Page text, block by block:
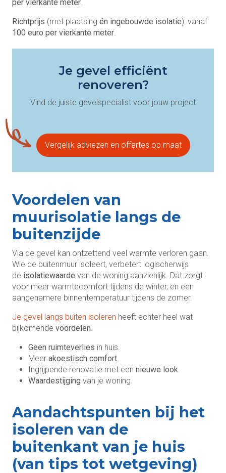
per vierkante meter
Richtprijs (met plaatsing én ingebouwde isolatie): vanaf
100 euro per vierkante meter
Je gevel efficiënt
renoveren?
Vind de juiste gevelspecialist voor jouw project
Vergelijk adviezen en offertes op maat
Voordelen van
muurisolatie langs de
buitenzijde
Via de gevel kan ontzettend veel warmte verloren gaan.
Wie de buitenmuur isoleert, verbetert logischerwijs
de isolatiewaarde van de woning aanzienlijk. Dat zorgt
voor meer warmtecomfort tijdens de winter, en een
aangenamere binnentemperatuur tijdens de zomer.
Je gevel langs buiten isoleren heeft echter heel wat
bijkomende voordelen
Geen ruimteverlies in huis.
Meer akoestisch comfort
Ingrijpende renovatie met een nieuwe look
Waardestijging van je woning.
Aandachtspunten bij het
isoleren van de
buitenkant van je huis
(van tips tot wetgeving)